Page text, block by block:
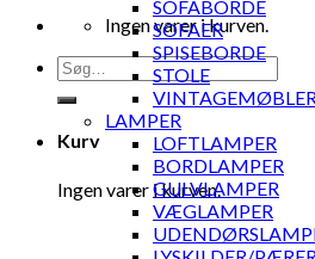
Ingen varer i kurven.
Søg
efter:
Kurv
Ingen varer i kurven.
SOFABORDE
SOFAER
SPISEBORDE
STOLE
LAMPER
LOFTLAMPER
BORDLAMPER
GULVLAMPER
VÆGLAMPER